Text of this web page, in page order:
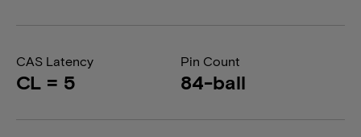
CAS Latency
CL = 5
Pin Count
84-ball